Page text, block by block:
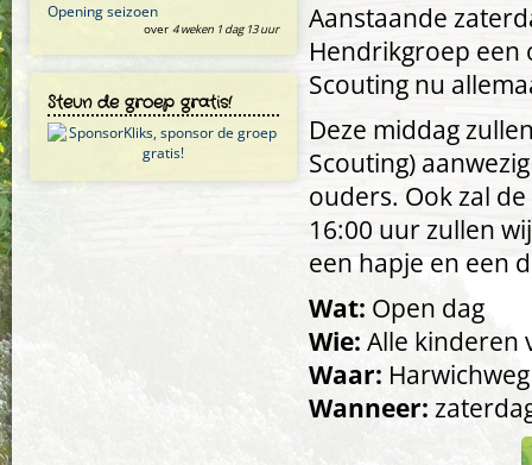
Opening seizoen
over 4 weken 1 dag 13 uur
Steun de groep gratis!
Aanstaande
Hendrikgroep een
Scouting nu
Deze middag
Scouting)
ouders. Ook zal
16:00 uur zullen
een hapje en een
Wat: Open dag
Wie: Alle kinderen
Waar:
Wanneer: